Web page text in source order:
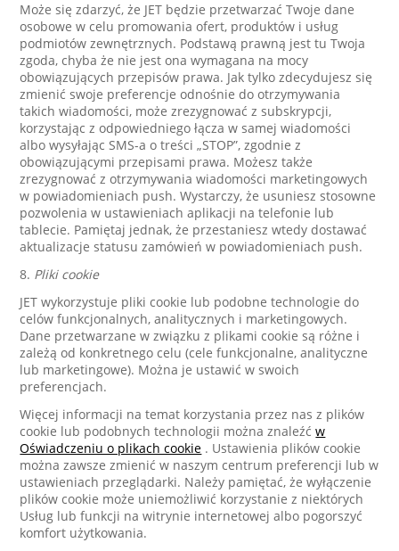
Może się zdarzyć, że JET będzie przetwarzać Twoje dane
osobowe w celu promowania ofert, produktów i usług
podmiotów zewnętrznych. Podstawą prawną jest tu Twoja
zgoda, chyba że nie jest ona wymagana na mocy
obowiązujących przepisów prawa. Jak tylko zdecydujesz się
zmienić swoje preferencje odnośnie do otrzymywania
takich wiadomości, może zrezygnować z subskrypcji,
korzystając z odpowiedniego łącza w samej wiadomości
albo wysyłając SMS-a o treści „STOP”, zgodnie z
obowiązującymi przepisami prawa. Możesz także
zrezygnować z otrzymywania wiadomości marketingowych
w powiadomieniach push. Wystarczy, że usuniesz stosowne
pozwolenia w ustawieniach aplikacji na telefonie lub
tablecie. Pamiętaj jednak, że przestaniesz wtedy dostawać
aktualizacje statusu zamówień w powiadomieniach push.
8. Pliki cookie
JET wykorzystuje pliki cookie lub podobne technologie do
celów funkcjonalnych, analitycznych i marketingowych.
Dane przetwarzane w związku z plikami cookie są różne i
zależą od konkretnego celu (cele funkcjonalne, analityczne
lub marketingowe). Można je ustawić w swoich
preferencjach.
Więcej informacji na temat korzystania przez nas z plików
cookie lub podobnych technologii można znaleźćw
Oświadczeniu o plikach cookie . Ustawienia plików cookie
można zawsze zmienić w naszym centrum preferencji lub w
ustawieniach przeglądarki. Należy pamiętać, że wyłączenie
plików cookie może uniemożliwić korzystanie z niektórych
Usług lub funkcji na witrynie internetowej albo pogorszyć
komfort użytkowania.